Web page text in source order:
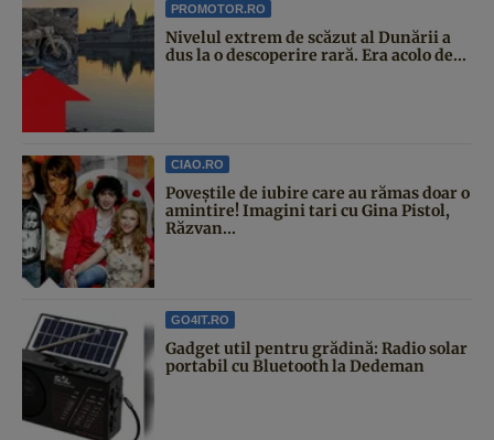
PROMOTOR.RO
Nivelul extrem de scăzut al Dunării a
dus la o descoperire rară. Era acolo de...
CIAO.RO
Poveştile de iubire care au rămas doar o
amintire! Imagini tari cu Gina Pistol,
Răzvan...
GO4IT.RO
Gadget util pentru grădină: Radio solar
portabil cu Bluetooth la Dedeman